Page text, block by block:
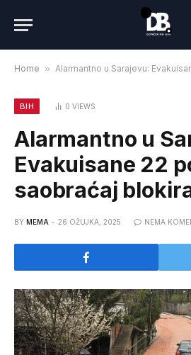
Home » Alarmantno u Sarajevu: Evakuisane
BIH 0 VIEWS
Alarmantno u
Evakuisane 22
saobraćaj
BY MEMA 26 OŽUJKA, 2025 NEMA